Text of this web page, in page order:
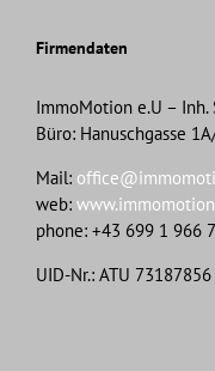
Firmendaten
ImmoMotion e.U – Inh.
Büro: Hanuschgasse
Mail:
web:
phone: +43 699 1 966
UID-Nr.: ATU 73187856